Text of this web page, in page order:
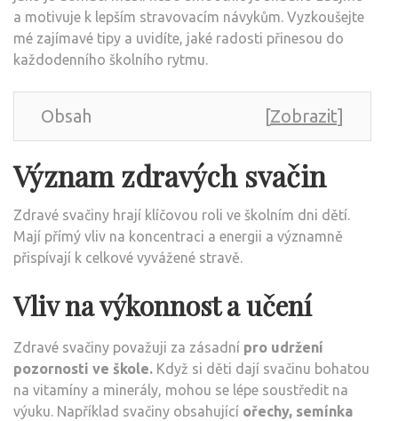
a motivuje k lepším stravovacím návykům. Vyzkoušejte
mé zajímavé tipy a uvidíte, jaké radosti přinesou do
každodenního školního rytmu.
Obsah [Zobrazit]
Význam zdravých svačin
Zdravé svačiny hrají klíčovou roli ve školním dni dětí.
Mají přímý vliv na koncentraci a energii a významně
přispívají k celkové vyvážené stravě.
Vliv na výkonnost a učení
Zdravé svačiny považuji za zásadní pro udržení
pozornosti ve škole. Když si děti dají svačinu bohatou
na vitamíny a minerály, mohou se lépe soustředit na
výuku. Například svačiny obsahující ořechy, semínka